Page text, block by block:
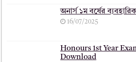
অনার্স ১ম বর্ষের
16/07/2025
Honours 1st Year
Download